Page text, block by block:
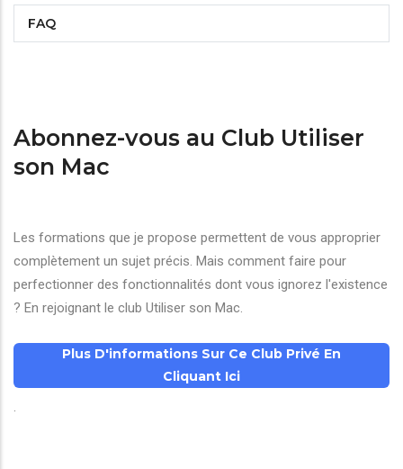
FAQ
Abonnez-vous au Club Utiliser
son Mac
Les formations que je propose permettent de vous approprier
complètement un sujet précis. Mais comment faire pour
perfectionner des fonctionnalités dont vous ignorez l'existence
? En rejoignant le club Utiliser son Mac.
Plus D'informations Sur Ce Club Privé En
Cliquant Ici
.